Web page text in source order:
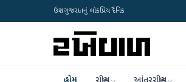
ઉત્તર ગુજરાતનું લોકપ્રિય દૈનિક